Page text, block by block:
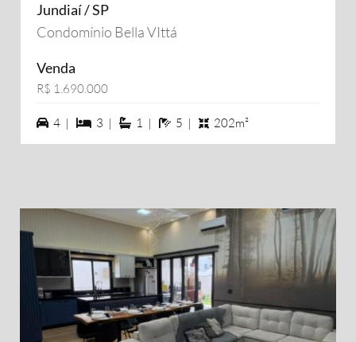
Jundiaí / SP
Condomínio Bella VIttá
Venda
R$ 1.690.000
4 vagas na garagem
4 | 3 dormiórios
3 | 1 suítes
1 | 5 banheiros
5 | 202m²